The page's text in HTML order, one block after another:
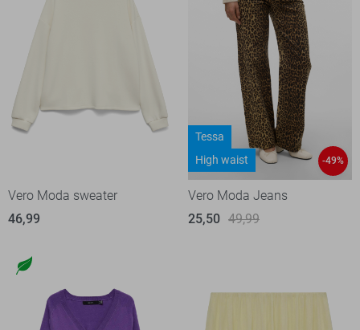
Vero Moda sweater
46,99
Tessa
High waist
-49%
Vero Moda Jeans
25,50 49,99